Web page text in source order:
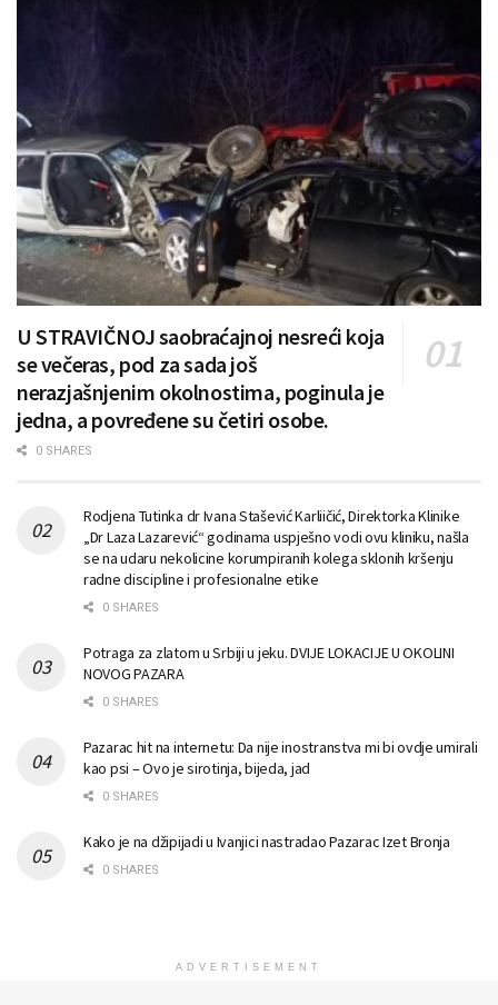
U STRAVIČNOJ saobraćajnoj nesreći koja
se večeras, pod za sada još
nerazjašnjenim okolnostima, poginula je
jedna, a povređene su četiri osobe.
0 SHARES
Rodjena Tutinka dr Ivana Stašević Karliičić, Direktorka Klinike
„Dr Laza Lazarević“ godinama uspješno vodi ovu kliniku, našla
se na udaru nekolicine korumpiranih kolega sklonih kršenju
radne discipline i profesionalne etike
0 SHARES
Potraga za zlatom u Srbiji u jeku. DVIJE LOKACIJE U OKOLINI
NOVOG PAZARA
0 SHARES
Pazarac hit na internetu: Da nije inostranstva mi bi ovdje umirali
kao psi – Ovo je sirotinja, bijeda, jad
0 SHARES
Kako je na džipijadi u Ivanjici nastradao Pazarac Izet Bronja
0 SHARES
ADVERTISEMENT